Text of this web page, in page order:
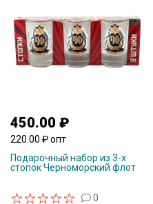
450.00 ₽
220.00 ₽ опт
Подарочный набор из 3-х
стопок Черноморский флот
0